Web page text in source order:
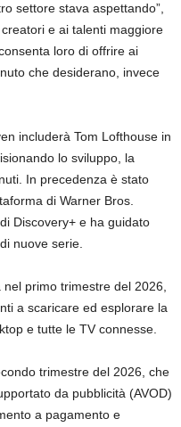
settore stava aspettando”,
e ai talenti maggiore
loro di offrire ai
che desiderano, invece
includerà Tom Lofthouse in
lo sviluppo, la
In precedenza è stato
di Warner Bros.
Discovery+ e ha guidato
nuove serie.
primo trimestre del 2026,
a scaricare ed esplorare la
e tutte le TV connesse.
trimestre del 2026, che
da pubblicità (AVOD)
a pagamento e